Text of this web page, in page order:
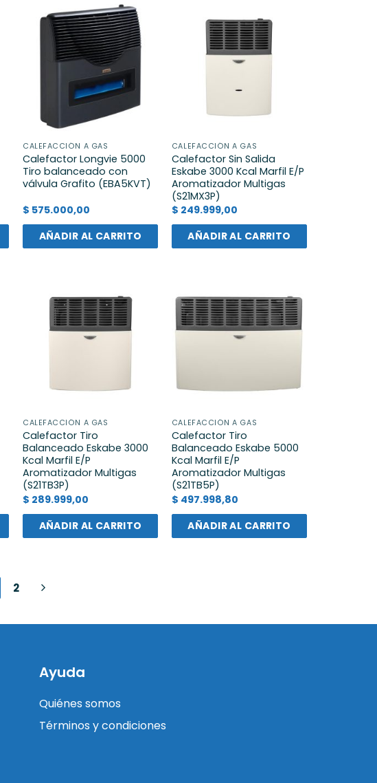
CALEFACCIÓN A GAS
Calefactor Longvie 5000
Tiro balanceado con
válvula Grafito (EBA5KVT)
$ 575.000,00
AÑADIR AL CARRITO
CALEFACCIÓN A GAS
Calefactor Sin Salida
Eskabe 3000 Kcal Marfil E/P
Aromatizador Multigas
(S21MX3P)
$ 249.999,00
AÑADIR AL CARRITO
CALEFACCIÓN A GAS
Calefactor Tiro
Balanceado Eskabe 3000
Kcal Marfil E/P
Aromatizador Multigas
(S21TB3P)
$ 289.999,00
AÑADIR AL CARRITO
CALEFACCIÓN A GAS
Calefactor Tiro
Balanceado Eskabe 5000
Kcal Marfil E/P
Aromatizador Multigas
(S21TB5P)
$ 497.998,80
AÑADIR AL CARRITO
2
Ayuda
Quiénes somos
Términos y condiciones